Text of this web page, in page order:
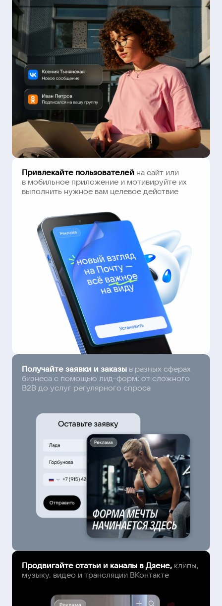
Привлекайте пользователей на сайт или
в мобильное приложение и мотивируйте их
выполнить нужное вам целевое действие
Получайте заявки и заказы в разных сферах
бизнеса с помощью лид-форм: от сложного
B2B до услуг регулярного спроса
Продвигайте статьи и каналы в Дзене, клипы,
музыку, видео и трансляции ВКонтакте